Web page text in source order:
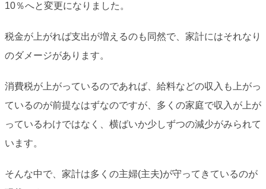
10％へと変更になりました。
税金が上がれば支出が増えるのも同然で、家計にはそれなり
のダメージがあります。
消費税が上がっているのであれば、給料などの収入も上がっ
ているのが前提なはずなのですが、多くの家庭で収入が上が
っているわけではなく、横ばいか少しずつの減少がみられて
います。
そんな中で、家計は多くの主婦(主夫)が守ってきているのが